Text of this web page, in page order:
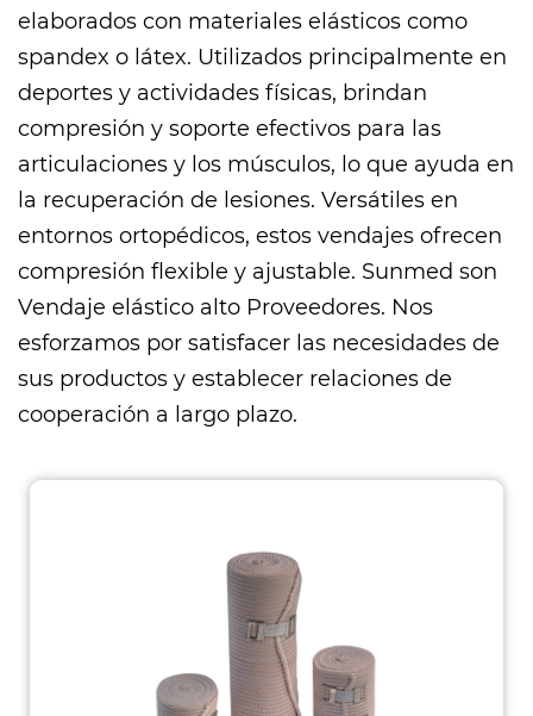
elaborados con materiales elásticos como
spandex o látex. Utilizados principalmente en
deportes y actividades físicas, brindan
compresión y soporte efectivos para las
articulaciones y los músculos, lo que ayuda en
la recuperación de lesiones. Versátiles en
entornos ortopédicos, estos vendajes ofrecen
compresión flexible y ajustable. Sunmed son
Vendaje elástico alto Proveedores. Nos
esforzamos por satisfacer las necesidades de
sus productos y establecer relaciones de
cooperación a largo plazo.